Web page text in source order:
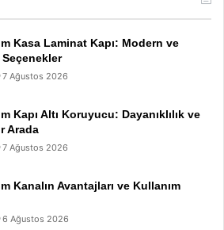
Kasa Laminat Kapı: Modern ve
Seçenekler
7 Ağustos 2026
Kapı Altı Koruyucu: Dayanıklılık ve
Arada
7 Ağustos 2026
Kanalın Avantajları ve Kullanım
6 Ağustos 2026